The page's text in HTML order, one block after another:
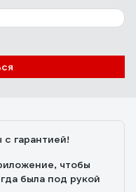
гарантией!
чтобы
была под рукой